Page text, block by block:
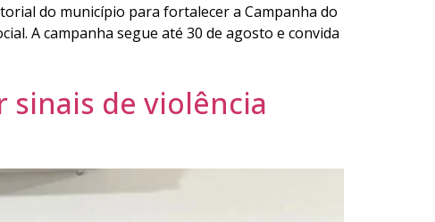
do município para fortalecer a Campanha do
A campanha segue até 30 de agosto e convida
sinais de violência